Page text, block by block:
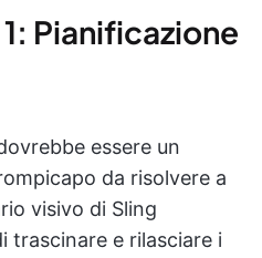
Pianificazione
essere un
da risolvere a
visivo di Sling
trascinare e rilasciare i